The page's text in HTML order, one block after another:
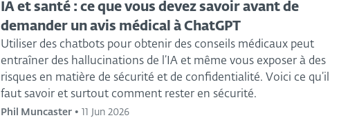
IA et santé : ce que vous devez savoir avant de
demander un avis médical à ChatGPT
Utiliser des chatbots pour obtenir des conseils médicaux peut
entraîner des hallucinations de l’IA et même vous exposer à des
risques en matière de sécurité et de confidentialité. Voici ce qu’il
faut savoir et surtout comment rester en sécurité.
Phil Muncaster• 11 Jun 2026